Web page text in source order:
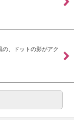
、ドットの影がアク